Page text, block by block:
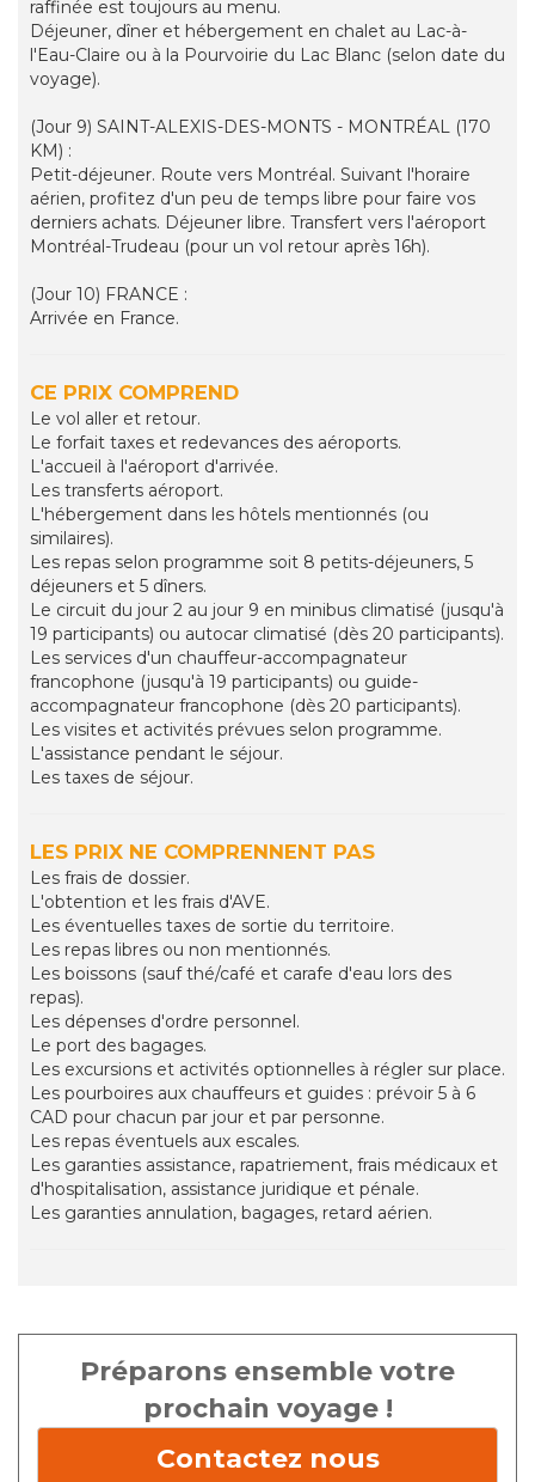
raffinée est toujours au menu.
Déjeuner, dîner et hébergement en chalet au Lac-à-
l'Eau-Claire ou à la Pourvoirie du Lac Blanc (selon date du
voyage).
(Jour 9) SAINT-ALEXIS-DES-MONTS - MONTRÉAL (170
KM) :
Petit-déjeuner. Route vers Montréal. Suivant l'horaire
aérien, profitez d'un peu de temps libre pour faire vos
derniers achats. Déjeuner libre. Transfert vers l'aéroport
Montréal-Trudeau (pour un vol retour après 16h).
(Jour 10) FRANCE :
Arrivée en France.
CE PRIX COMPREND
Le vol aller et retour.
Le forfait taxes et redevances des aéroports.
L'accueil à l'aéroport d'arrivée.
Les transferts aéroport.
L'hébergement dans les hôtels mentionnés (ou
similaires).
Les repas selon programme soit 8 petits-déjeuners, 5
déjeuners et 5 dîners.
Le circuit du jour 2 au jour 9 en minibus climatisé (jusqu'à
19 participants) ou autocar climatisé (dès 20 participants).
Les services d'un chauffeur-accompagnateur
francophone (jusqu'à 19 participants) ou guide-
accompagnateur francophone (dès 20 participants).
Les visites et activités prévues selon programme.
L'assistance pendant le séjour.
Les taxes de séjour.
LES PRIX NE COMPRENNENT PAS
Les frais de dossier.
L'obtention et les frais d'AVE.
Les éventuelles taxes de sortie du territoire.
Les repas libres ou non mentionnés.
Les boissons (sauf thé/café et carafe d'eau lors des
repas).
Les dépenses d'ordre personnel.
Le port des bagages.
Les excursions et activités optionnelles à régler sur place.
Les pourboires aux chauffeurs et guides : prévoir 5 à 6
CAD pour chacun par jour et par personne.
Les repas éventuels aux escales.
Les garanties assistance, rapatriement, frais médicaux et
d'hospitalisation, assistance juridique et pénale.
Les garanties annulation, bagages, retard aérien.
Préparons ensemble votre
prochain voyage !
Contactez nous